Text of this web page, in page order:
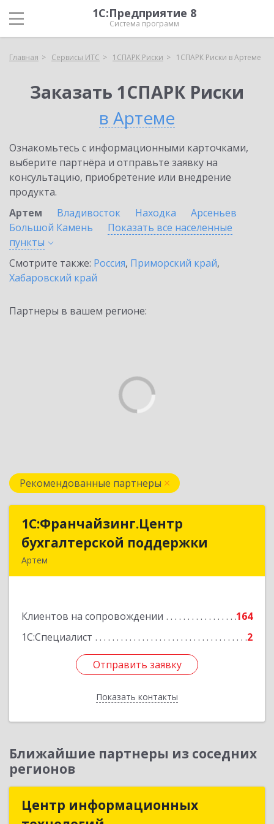
1С:Предприятие 8
Система программ
Главная Сервисы ИТС 1СПАРК Риски 1СПАРК Риски в Артеме
Заказать 1СПАРК Риски
в Артеме
Ознакомьтесь с информационными карточками,
выберите партнёра и отправьте заявку на
консультацию, приобретение или внедрение
продукта.
Артем
Владивосток Находка
Арсеньев
Большой Камень
Показать все населенные
пункты
Смотрите также: Россия, Приморский край,
Хабаровский край
Партнеры в вашем регионе:
Рекомендованные партнеры
1С:Франчайзинг.Центр
бухгалтерской поддержки
Артем
Клиентов на сопровождении
164
1С:Специалист
2
Отправить заявку
Показать контакты
1С:Франчайзинг.Центр
бухгалтерской поддержки
Подробнее
Отправить заявку
Назад
Ближайшие партнеры из соседних
регионов
Центр информационных
Центр информационных